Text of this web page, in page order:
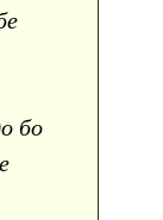
бо